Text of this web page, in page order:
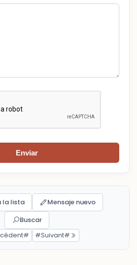
Enviar
la lista
Mensaje nuevo
Buscar
#Suivant#